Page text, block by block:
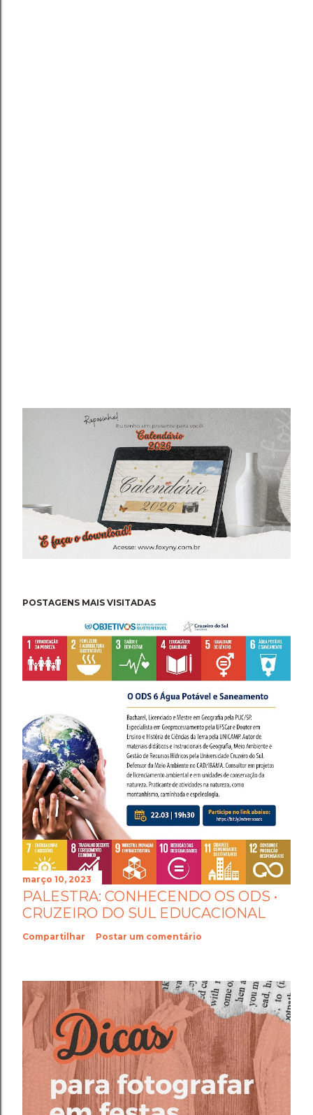
POSTAGENS MAIS VISITADAS
março 10, 2023
PALESTRA: CONHECENDO OS ODS •
CRUZEIRO DO SUL EDUCACIONAL
Compartilhar Postar um comentário